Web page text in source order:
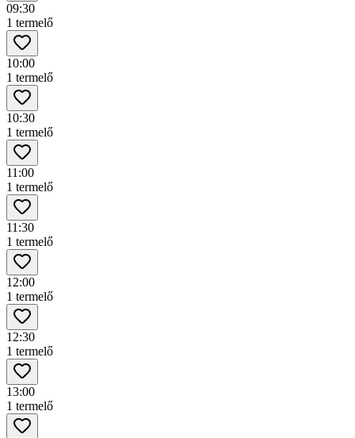
09:30
1 termelő
10:00
1 termelő
10:30
1 termelő
11:00
1 termelő
11:30
1 termelő
12:00
1 termelő
12:30
1 termelő
13:00
1 termelő